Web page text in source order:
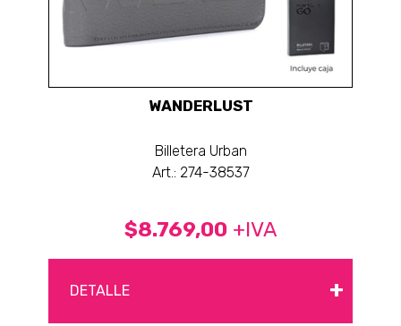
WANDERLUST
Billetera Urban
Art.: 274-38537
$8.769,00 +IVA
DETALLE +